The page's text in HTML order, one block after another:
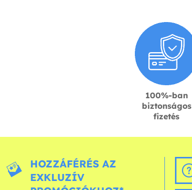
100%-ban
biztonságos
fizetés
HOZZÁFÉRÉS AZ
EXKLUZÍV